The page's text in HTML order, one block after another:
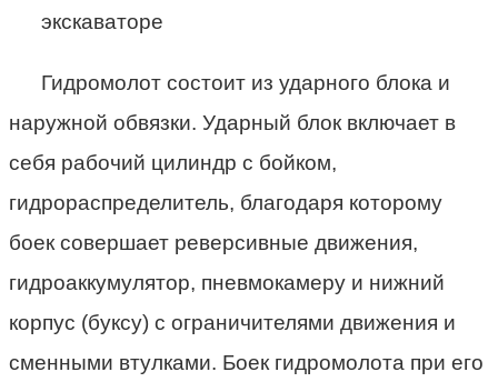
Гидромолот состоит из ударного блока и
наружной обвязки. Ударный блок включает в
себя рабочий цилиндр с бойком,
гидрораспределитель, благодаря которому
боек совершает реверсивные движения,
гидроаккумулятор, пневмокамеру и нижний
корпус (буксу) с ограничителями движения и
сменными втулками. Боек гидромолота при его